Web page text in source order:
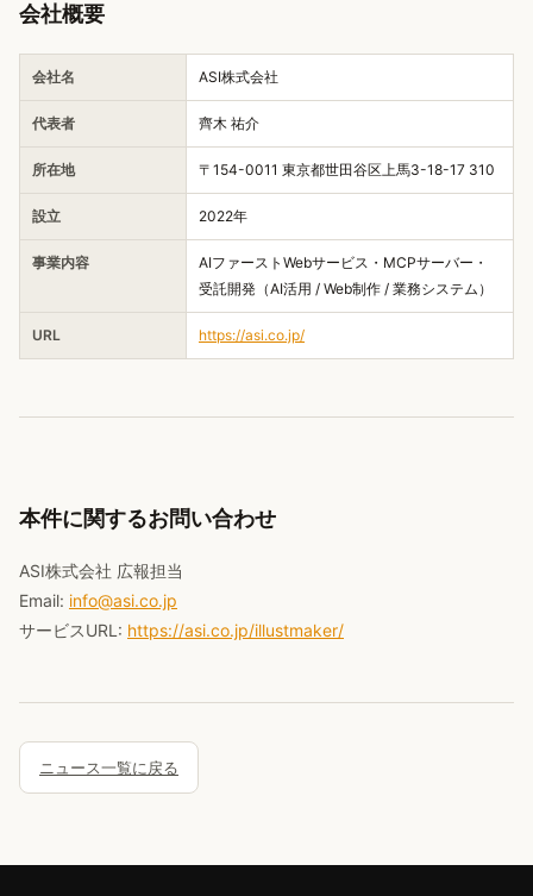
会社概要
会社名 ASI株式会社
代表者 齊木 祐介
所在地 〒154-0011 東京都世田谷区上馬3-18-17 310
設立 2022年
事業内容
AIファーストWebサービス・MCPサーバー・
受託開発（AI活用 / Web制作 / 業務システム）
URL https://asi.co.jp/
本件に関するお問い合わせ
ASI株式会社 広報担当
Email: info@asi.co.jp
サービスURL: https://asi.co.jp/illustmaker/
ニュース一覧に戻る